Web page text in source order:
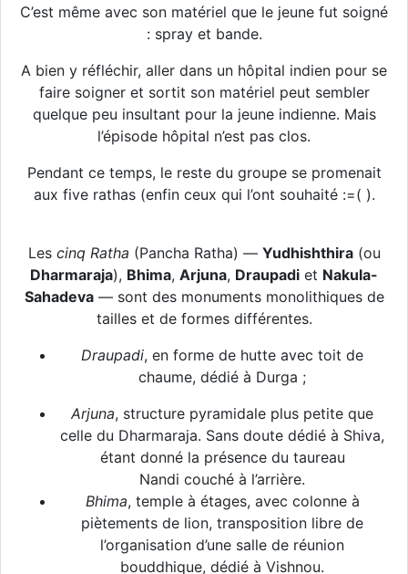
C’est même avec son matériel que le jeune fut soigné
: spray et bande.
A bien y réfléchir, aller dans un hôpital indien pour se
faire soigner et sortit son matériel peut sembler
quelque peu insultant pour la jeune indienne. Mais
l’épisode hôpital n’est pas clos.
Pendant ce temps, le reste du groupe se promenait
aux five rathas (enfin ceux qui l’ont souhaité :=( ).
Les cinq Ratha (Pancha Ratha) — Yudhishthira(ou
Dharmaraja), Bhima, Arjuna, Draupadi et Nakula-
Sahadeva— sont des monuments monolithiques de
tailles et de formes différentes.
Draupadi, en forme de hutte avec toit de
chaume, dédié à Durga ;
Arjuna, structure pyramidale plus petite que
celle du Dharmaraja. Sans doute dédié à Shiva,
étant donné la présence du taureau
Nandi couché à l’arrière.
Bhima, temple à étages, avec colonne à
piètements de lion, transposition libre de
l’organisation d’une salle de réunion
bouddhique, dédié à Vishnou.